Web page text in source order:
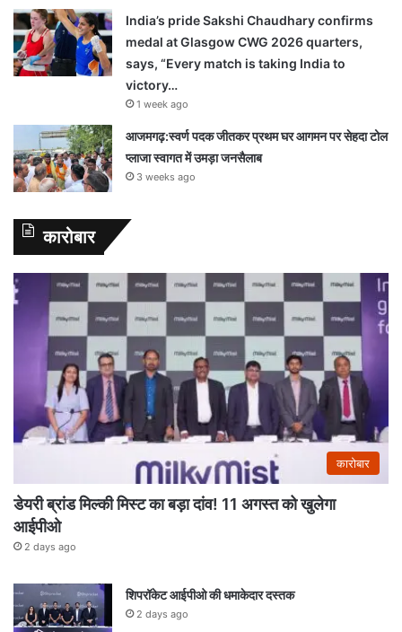
India’s pride Sakshi Chaudhary confirms
medal at Glasgow CWG 2026 quarters,
says, “Every match is taking India to
victory…
1 week ago
आजमगढ़:स्वर्ण पदक जीतकर प्रथम घर आगमन पर सेहदा टोल
प्लाजा स्वागत में उमड़ा जनसैलाब
3 weeks ago
कारोबार
कारोबार
डेयरी ब्रांड मिल्की मिस्ट का बड़ा दांव! 11 अगस्त को खुलेगा
आईपीओ
2 days ago
शिपरॉकेट आईपीओ की धमाकेदार दस्तक
2 days ago